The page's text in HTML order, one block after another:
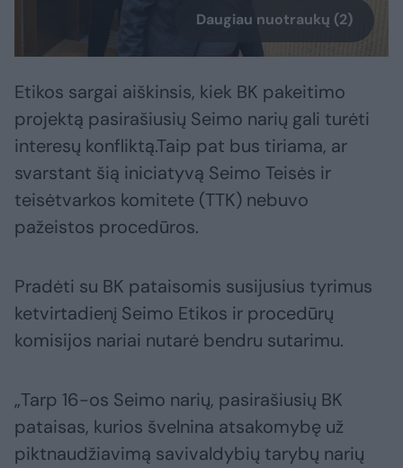
Daugiau nuotraukų (2)
Etikos sargai aiškinsis, kiek BK pakeitimo
projektą pasirašiusių Seimo narių gali turėti
interesų konfliktą.Taip pat bus tiriama, ar
svarstant šią iniciatyvą Seimo Teisės ir
teisėtvarkos komitete (TTK) nebuvo
pažeistos procedūros.
Pradėti su BK pataisomis susijusius tyrimus
ketvirtadienį Seimo Etikos ir procedūrų
komisijos nariai nutarė bendru sutarimu.
„Tarp 16-os Seimo narių, pasirašiusių BK
pataisas, kurios švelnina atsakomybę už
piktnaudžiavimą savivaldybių tarybų narių